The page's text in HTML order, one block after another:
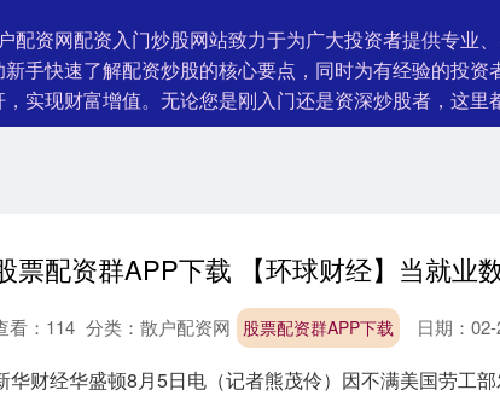
配资网配资入门炒股网站致力于为广大投资者提供专业
手快速了解配资炒股的核心要点，同时为有经验的投
实现财富增值。无论您是刚入门还是资深炒股者，这里
股票配资群APP下载 日期：
看： 114 分类： 散户配资网
华财经华盛顿8月5日电（记者熊茂伶）因不满美国劳工部